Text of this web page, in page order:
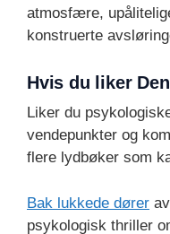
atmosfære,
konstruerte
Hvis du liker
Liker du
vendepunkter og
flere lydbøker som
Bak lukkede dører
psykologisk thriller